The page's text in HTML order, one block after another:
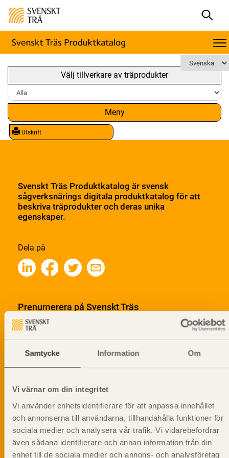
Samtycke Information Om
Vi värnar om din integritet
Vi använder enhetsidentifierare för att anpassa innehållet
och annonserna till användarna, tillhandahålla funktioner för
sociala medier och analysera vår trafik. Vi vidarebefordrar
även sådana identifierare och annan information från din
enhet till de sociala medier och annons- och analysföretag
Välj tillverkare av träprodukter
Meny
Utskrift
Svenskt Träs Produktkatalog är svensk
sågverksnärings digitala produktkatalog för att
beskriva träprodukter och deras unika
egenskaper.
Dela på
Prenumerera på Svenskt Träs
informationsutskick!